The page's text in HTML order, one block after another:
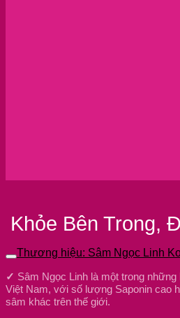
Khỏe Bên Trong,
Thương hiệu: Sâm Ngọc Linh
✓ Sâm Ngọc Linh là một trong
Việt Nam, với số lượng Saponin cao
sâm khác trên thế giới.